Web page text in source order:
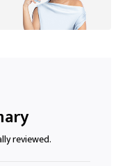
reviewed.